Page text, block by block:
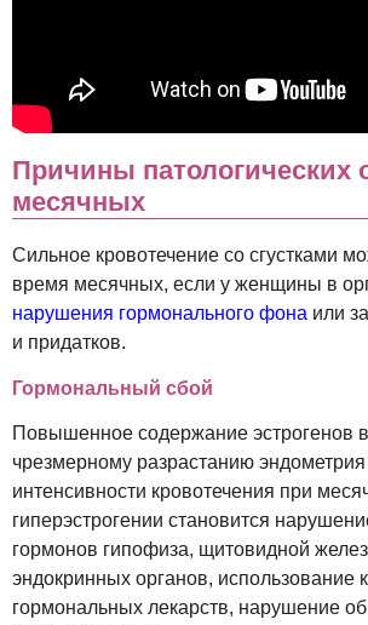
Причины патологических
месячных
Сильное кровотечение со сгустками
время месячных, если у женщины в
нарушения гормонального фона или
и придатков.
Гормональный сбой
Повышенное содержание эстрогенов
чрезмерному разрастанию
интенсивности кровотечения при
гиперэстрогении становится
гормонов гипофиза, щитовидной
эндокринных органов, использование
гормональных лекарств, нарушение